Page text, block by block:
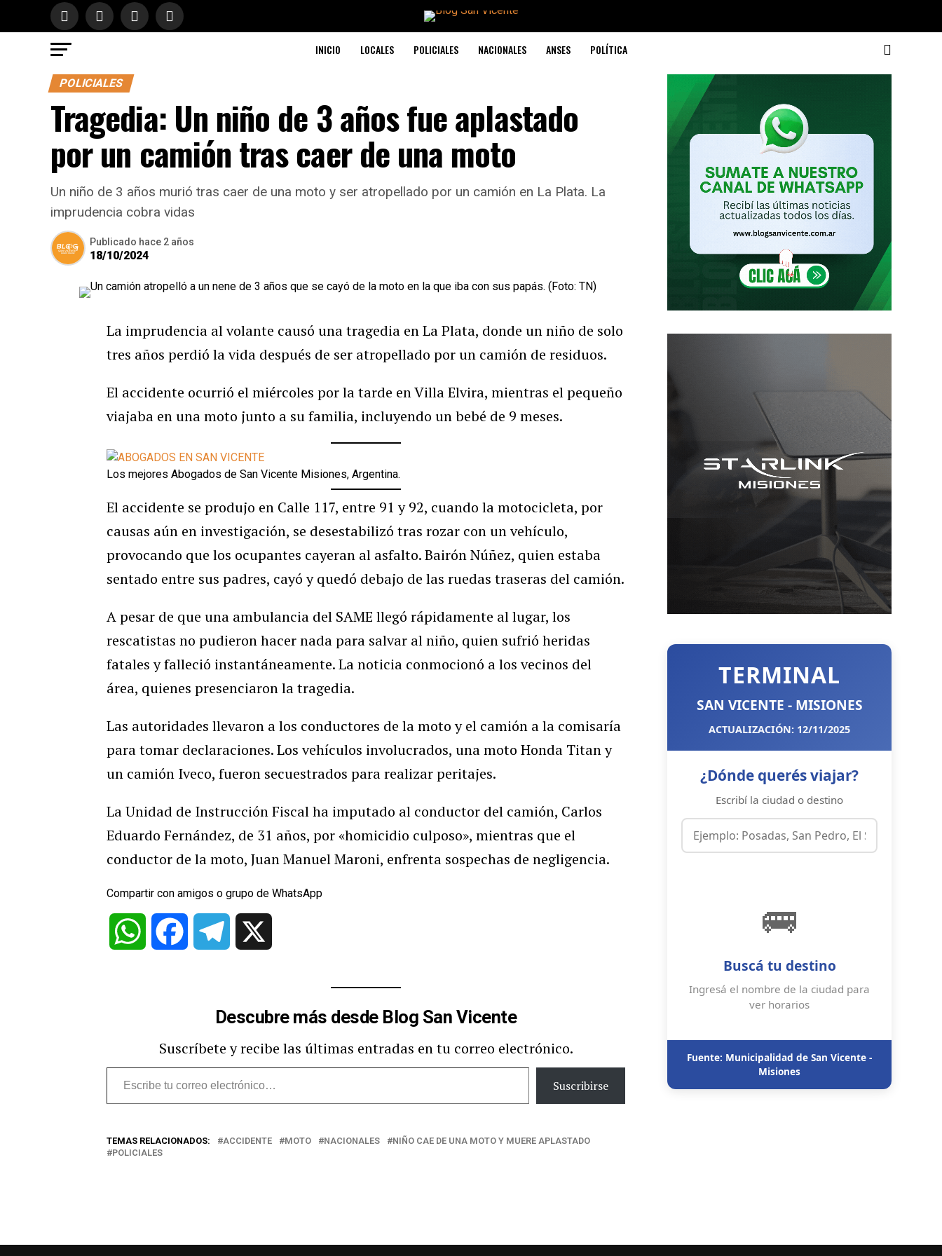
INICIO LOCALES POLICIALES NACIONALES ANSES POLÍTICA
POLICIALES
Tragedia: Un niño de 3 años fue aplastado
por un camión tras caer de una moto
Un niño de 3 años murió tras caer de una moto y ser atropellado por un camión en La Plata. La
imprudencia cobra vidas
Publicado hace 2 años
18/10/2024
La imprudencia al volante causó una tragedia en La Plata, donde un niño de solo
tres años perdió la vida después de ser atropellado por un camión de residuos.
El accidente ocurrió el miércoles por la tarde en Villa Elvira, mientras el pequeño
viajaba en una moto junto a su familia, incluyendo un bebé de 9 meses.
Los mejores Abogados de San Vicente Misiones, Argentina.
El accidente se produjo en Calle 117, entre 91 y 92, cuando la motocicleta, por
causas aún en investigación, se desestabilizó tras rozar con un vehículo,
provocando que los ocupantes cayeran al asfalto. Bairón Núñez, quien estaba
sentado entre sus padres, cayó y quedó debajo de las ruedas traseras del camión.
A pesar de que una ambulancia del SAME llegó rápidamente al lugar, los
rescatistas no pudieron hacer nada para salvar al niño, quien sufrió heridas
fatales y falleció instantáneamente. La noticia conmocionó a los vecinos del
área, quienes presenciaron la tragedia.
Las autoridades llevaron a los conductores de la moto y el camión a la comisaría
para tomar declaraciones. Los vehículos involucrados, una moto Honda Titan y
un camión Iveco, fueron secuestrados para realizar peritajes.
La Unidad de Instrucción Fiscal ha imputado al conductor del camión, Carlos
Eduardo Fernández, de 31 años, por «homicidio culposo», mientras que el
conductor de la moto, Juan Manuel Maroni, enfrenta sospechas de negligencia.
Compartir con amigos o grupo de WhatsApp
WhatsApp Facebook Telegram
Descubre más desde Blog San Vicente
Suscríbete y recibe las últimas entradas en tu correo electrónico.
Escribe
tu
electrónico…
Suscribirse
TEMAS RELACIONADOS: ACCIDENTE MOTO NACIONALES
NIÑO CAE DE UNA MOTO Y MUERE APLASTADO
POLICIALES
TERMINAL
SAN VICENTE - MISIONES
ACTUALIZACIÓN: 12/11/2025
¿Dónde querés viajar?
Escribí la ciudad o destino
🚌
Buscá tu destino
Ingresá el nombre de la ciudad para
ver horarios
Fuente: Municipalidad de San Vicente -
Misiones